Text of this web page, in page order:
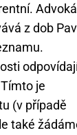
z dob
je
(v případě
také